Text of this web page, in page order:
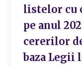
listelor cu
pe anul
cererilor
baza Legii